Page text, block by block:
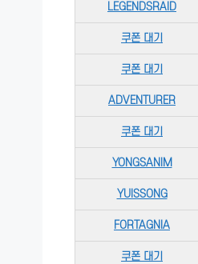
LEGENDSRAID
쿠폰 대기
쿠폰 대기
ADVENTURER
쿠폰 대기
YONGSANIM
YUISSONG
FORTAGNIA
쿠폰 대기